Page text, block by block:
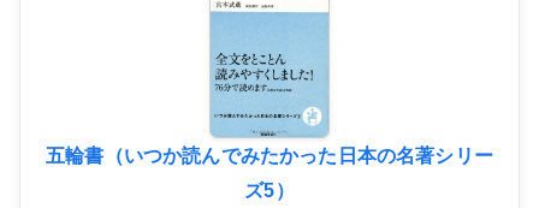
五輪書（いつか読んでみたかった日本の名著シリー
ズ5）